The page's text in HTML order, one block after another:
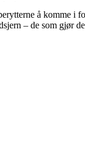
å komme i
– de som gjør